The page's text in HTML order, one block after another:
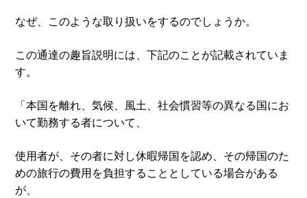
なぜ、このような取り扱いをするのでしょうか。
この通達の趣旨説明には、下記のことが記載されていま
す。
「本国を離れ、気候、風土、社会慣習等の異なる国にお
いて勤務する者について、
使用者が、その者に対し休暇帰国を認め、その帰国のた
めの旅行の費用を負担することとしている場合がある
が、